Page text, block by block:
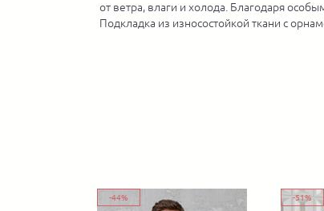
от ветра, влаги и холода. Благодаря
Подкладка из износостойкой ткани с
-44% -51%